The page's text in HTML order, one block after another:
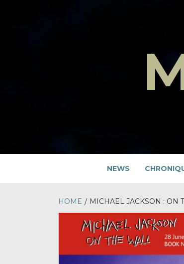
NEWS
HOME MICHAEL JACKSON : ON